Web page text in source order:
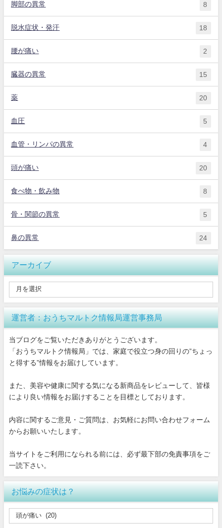
脚部の異常 8
脱水症状・発汗 18
腰が痛い 2
臓器の異常 15
薬 20
血圧 5
血管・リンパの異常 4
頭が痛い 20
食べ物・飲み物 8
骨・関節の異常 5
鼻の異常 24
アーカイブ
運営者：おうちマルトク情報局運営事務局
当ブログをご覧いただきありがとうございます。
「おうちマルトク情報局」では、家庭で役立つ身の回りの”ちょっ
と得する”情報をお届けしています。
また、美容や健康に関する気になる新商品をレビューして、皆様
により良い情報をお届けすることを目標としております。
内容に関するご意見・ご質問は、お気軽にお問い合わせフォーム
からお願いいたします。
当サイトをご利用になられる前には、必ず最下部の免責事項をご
一読下さい。
お悩みの症状は？